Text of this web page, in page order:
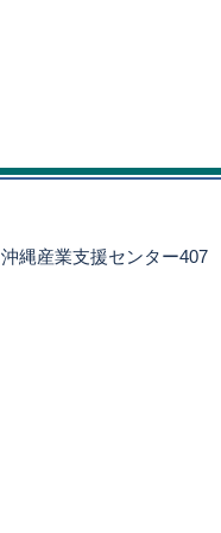
沖縄産業支援センター407